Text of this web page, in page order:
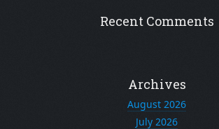
Recent Comments
Archives
August 2026
July 2026